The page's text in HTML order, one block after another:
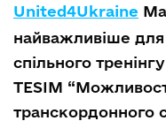
United4Ukraine
найважливіше для
спільного
TESIM
транскордонного